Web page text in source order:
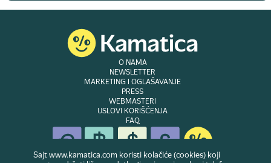
O NAMA
NEWSLETTER
MARKETING I OGLAŠAVANJE
PRESS
WEBMASTERI
USLOVI KORIŠĆENJA
FAQ
Sajt www.kamatica.com koristi kolačiće (cookies) koji